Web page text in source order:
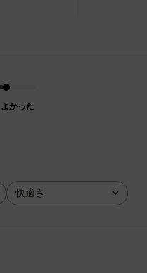
よかった
快適さ
全て